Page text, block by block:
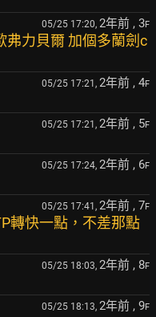
05/25 17:20, 2年前 , 3F
弗力貝爾 加個多蘭劍c
05/25 17:21, 2年前 , 4F
05/25 17:21, 2年前 , 5F
05/25 17:24, 2年前 , 6F
05/25 17:41, 2年前 , 7F
轉快一點，不差那點
05/25 18:03, 2年前 , 8F
05/25 18:13, 2年前 , 9F